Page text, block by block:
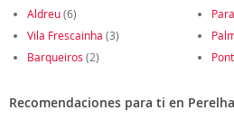
Aldreu(6)
Vila Frescainha (3)
Barqueiros (2)
Recomendaciones para ti en